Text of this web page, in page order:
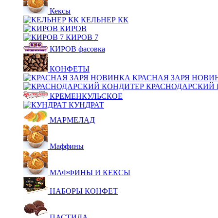
Кексы
КЕЛЬНЕР КК
КИРОВ
КИРОВ 7
КИРОВ фасовка
КОНФЕТЫ
КРАСНАЯ ЗАРЯ
КРАСНОДАРСКИЙ
КРЕМЕНКУЛЬСКОЕ
КУНДРАТ
МАРМЕЛАД
Маффины
МАФФИНЫ И КЕКСЫ
НАБОРЫ КОНФЕТ